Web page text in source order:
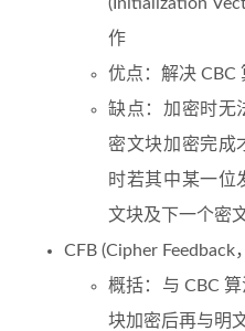
作
优点：解决 CBC
缺点：加密时无
密文块加密完成
时若其中某一位
文块及下一个密
CFB (Cipher Feedback
概括：与 CBC
块加密后再与明